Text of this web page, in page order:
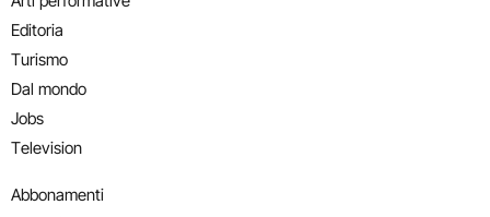
Editoria
Turismo
Dal mondo
Jobs
Television
Abbonamenti